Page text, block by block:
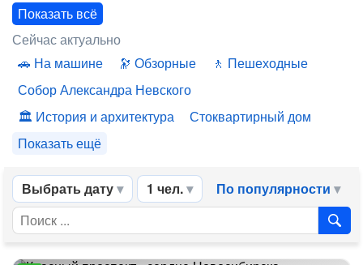
Показать всё
Сейчас актуально
На машине
Обзорные
Пешеходные
Собор Александра Невского
История и архитектура
Стоквартирный дом
Показать ещё
Выбрать дату 1 чел. По популярности